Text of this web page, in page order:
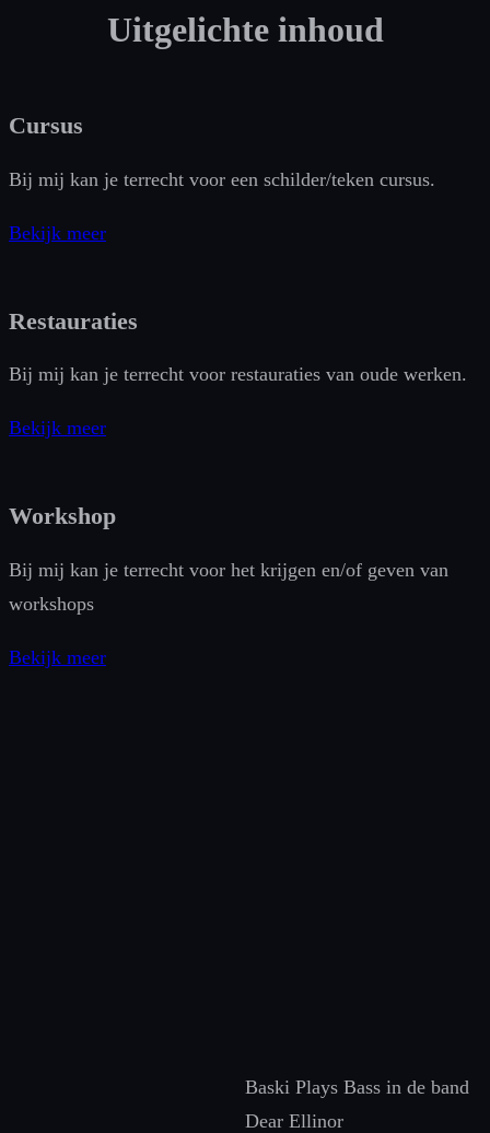
Uitgelichte inhoud
Cursus
Bij mij kan je terrecht voor een schilder/teken cursus.
Bekijk meer
Restauraties
Bij mij kan je terrecht voor restauraties van oude werken.
Bekijk meer
Workshop
Bij mij kan je terrecht voor het krijgen en/of geven van
workshops
Bekijk meer
Baski Plays Bass in de band
Dear Ellinor